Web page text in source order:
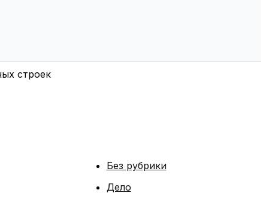
строек
Без рубрики
Дело